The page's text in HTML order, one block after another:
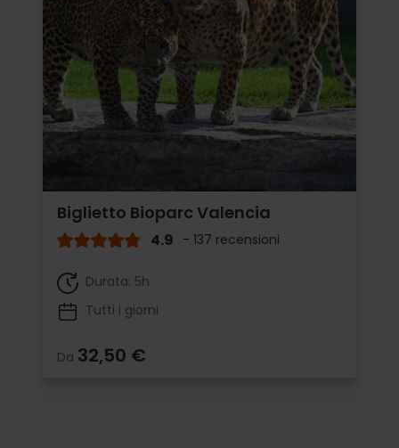
Biglietto Bioparc Valencia
4.9 - 137 recensioni
Durata: 5h
Tutti i giorni
Da 32,50 €